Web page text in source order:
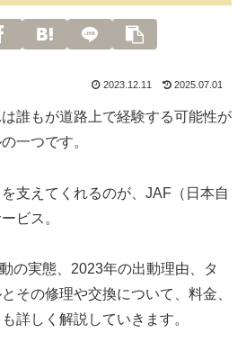
2023.12.11 2025.07.01
誰もが道路上で経験する可能性が
一つです。
支えてくれるのが、JAF（日本自
ビス。
の実態、2023年の出動理由、タ
その修理や交換について、料金、
詳しく解説していきます。